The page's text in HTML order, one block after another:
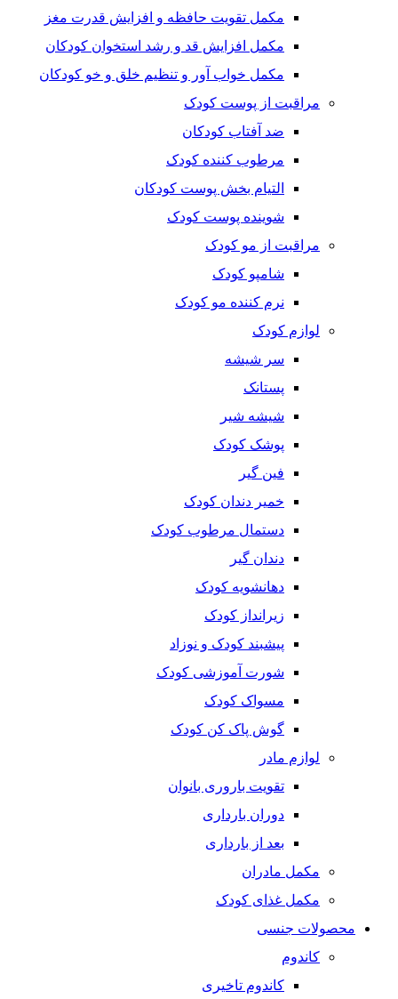
مکمل تقویت حافظه و افزایش قدرت مغز
مکمل افزایش قد و رشد استخوان کودکان
مکمل خواب آور و تنظیم خلق و خو کودکان
مراقبت از پوست کودک
ضد آفتاب کودکان
مرطوب کننده کودک
التیام بخش پوست کودکان
شوینده پوست کودک
مراقبت از مو کودک
شامپو کودک
نرم کننده مو کودک
لوازم کودک
سر شیشه
پستانک
شیشه شیر
پوشک کودک
فین گیر
خمیر دندان کودک
دستمال مرطوب کودک
دندان گیر
دهانشویه کودک
زیرانداز کودک
پیشبند کودک و نوزاد
شورت آموزشی کودک
مسواک کودک
گوش پاک کن کودک
لوازم مادر
تقویت باروری بانوان
دوران بارداری
بعد از بارداری
مکمل مادران
مکمل غذای کودک
محصولات جنسی
کاندوم
کاندوم تاخیری